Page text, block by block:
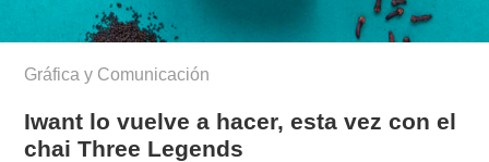
Gráfica y Comunicación
Iwant lo vuelve a hacer, esta vez con el
chai Three Legends